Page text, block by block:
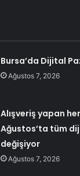
Bursa’da Dijital
Ağustos 7, 2026
Alışveriş yapan
Ağustos’ta tüm
değişiyor
Ağustos 7, 2026